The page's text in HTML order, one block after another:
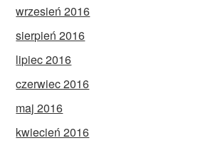
wrzesień 2016
sierpień 2016
lipiec 2016
czerwiec 2016
maj 2016
kwiecień 2016